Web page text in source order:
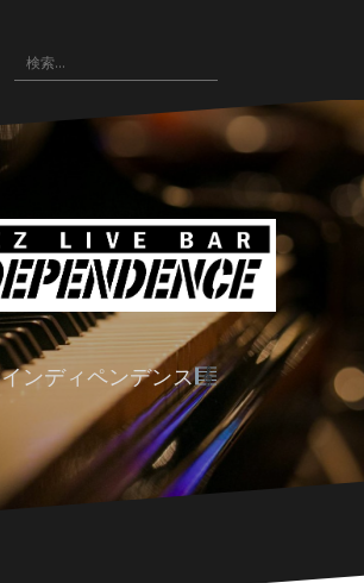
検
索:
インディペンデンス